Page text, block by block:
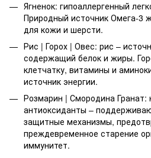
Ягненок: гипоаллергенный
Природный источник Омега-3
для кожи и шерсти.
Рис | Горох | Овес: рис –
содержащий белок и жиры.
клетчатку, витамины и
источник энергии.
Розмарин | Смородина Гранат:
антиоксиданты –
защитные механизмы,
преждевременное старение
иммунитет.